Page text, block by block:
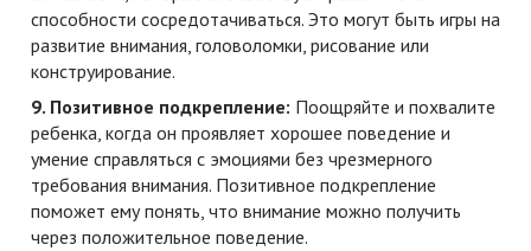
способности сосредотачиваться. Это могут быть игры на
развитие внимания, головоломки, рисование или
конструирование.
9. Позитивное подкрепление: Поощряйте и похвалите
ребенка, когда он проявляет хорошее поведение и
умение справляться с эмоциями без чрезмерного
требования внимания. Позитивное подкрепление
поможет ему понять, что внимание можно получить
через положительное поведение.